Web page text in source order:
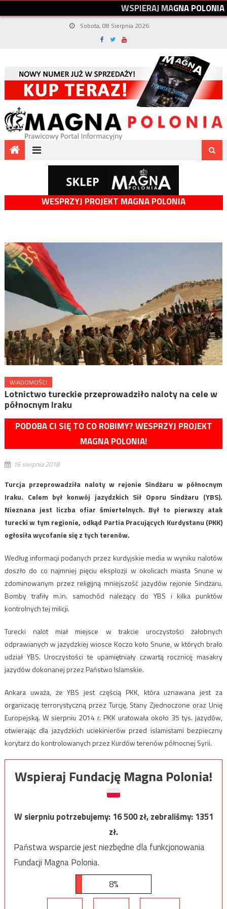
WSPIERAJMAGNAPOLONIA
Sobota, 08 Sierpnia 2026
WESPRZYJ PROJEKT MAGNA POLONIA
WIADOMOŚCI
Lotnictwo tureckie przeprowadziło naloty na cele w
północnym Iraku
PODOBA CI SIĘ TO CO ROBIMY? WESPRZYJ PROJEKT
MAGNA POLONIA!
16 sierpnia 2018
Turcja przeprowadziła naloty w rejonie Sindżaru w północnym
Iraku. Celem był konwój jazydzkich Sił Oporu Sindżaru (YBS).
Nieznana jest liczba ofiar śmiertelnych. Był to pierwszy atak
turecki w tym regionie, odkąd Partia Pracujących Kurdystanu (PKK)
ogłosiła wycofanie się z tych terenów.
Według informacji podanych przez kurdyjskie media w wyniku nalotów
doszło do co najmniej pięciu eksplozji w okolicach miasta Snune w
zdominowanym przez religijną mniejszość jazydów rejonie Sindżaru.
Bomby trafiły m.in. samochód należący do YBS i kilka punktów
kontrolnych tej milicji.
Turecki nalot miał miejsce w trakcie uroczystości żałobnych
odprawianych w jazydzkiej wiosce Koczo koło Snune, w których brało
udział YBS. Uroczystości te upamiętniały czwartą rocznicę masakry
jazydów dokonanej przez Państwo Islamskie.
Ankara uważa, że YBS jest częścią PKK, która uznawana jest za
organizację terrorystyczną przez Turcję, Stany Zjednoczone oraz Unię
Europejską. W sierpniu 2014 r. PKK uratowała około 35 tys. jazydów,
otwierając dla jazydzkich uciekinierów przed islamistami bezpieczny
korytarz do kontrolowanych przez Kurdów terenów północnej Syrii.
Wspieraj Fundację Magna Polonia!
W sierpniu potrzebujemy:16 500zł, zebraliśmy:1351
zł.
Państwa wsparcie jest niezbędne dla funkcjonowania
Fundacji Magna Polonia.
8%